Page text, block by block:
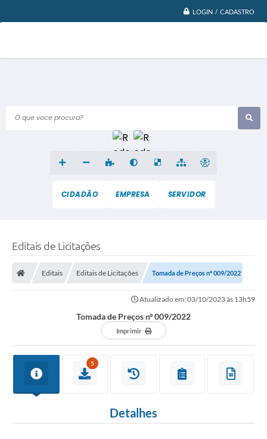
LOGIN / CADASTRO
O que voce procura?
CIDADÃO EMPRESA SERVIDOR
Editais de Licitações
Editais Editais de Licitações Tomada de Preços nº 009/2022
Atualizado em: 03/10/2023 às 13h59
Tomada de Preços nº 009/2022
Imprimir
5
Detalhes